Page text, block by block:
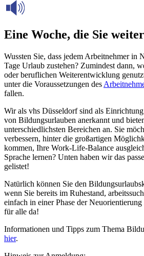
Eine Woche, die Sie
Wussten Sie, dass jedem Arbeitnehmer in
Tage Urlaub zustehen? Zumindest dann,
oder beruflichen Weiterentwicklung
unter die Voraussetzungen des
fallen.
Wir als vhs Düsseldorf sind als
von Bildungsurlauben anerkannt und
unterschiedlichsten Bereichen an. Sie
verbessern, hinter die großartigen
kommen, Ihre Work-Life-Balance
Sprache lernen? Unten haben wir das
gelistet!
Natürlich können Sie den
wenn Sie bereits im Ruhestand,
einfach in einer Phase der
für alle da!
Informationen und Tipps zum Thema
hier.